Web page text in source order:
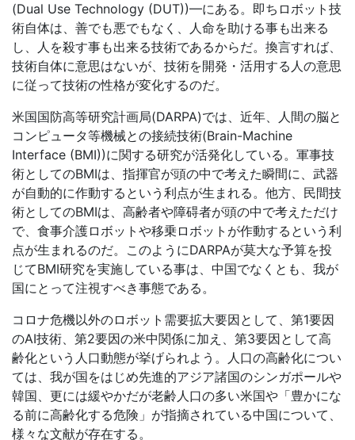
(Dual Use Technology (DUT))—にある。即ちロボット技
術自体は、善でも悪でもなく、人命を助ける事も出来る
し、人を殺す事も出来る技術であるからだ。換言すれば、
技術自体に意思はないが、技術を開発・活用する人の意思
に従って技術の性格が変化するのだ。
米国国防高等研究計画局(DARPA)では、近年、人間の脳と
コンピュータ等機械との接続技術(Brain-Machine
Interface (BMI))に関する研究が活発化している。軍事技
術としてのBMIは、指揮官が頭の中で考えた瞬間に、武器
が自動的に作動するという利点が生まれる。他方、民間技
術としてのBMIは、高齢者や障碍者が頭の中で考えただけ
で、食事介護ロボットや移乗ロボットが作動するという利
点が生まれるのだ。このようにDARPAが莫大な予算を投
じてBMI研究を実施している事は、中国でなくとも、我が
国にとって注視すべき事態である。
コロナ危機以外のロボット需要拡大要因として、第1要因
のAI技術、第2要因の米中関係に加え、第3要因として高
齢化という人口動態が挙げられよう。人口の高齢化につい
ては、我が国をはじめ先進的アジア諸国のシンガポールや
韓国、更には緩やかだが老齢人口の多い米国や「豊かにな
る前に高齢化する危険」が指摘されている中国について、
様々な文献が存在する。